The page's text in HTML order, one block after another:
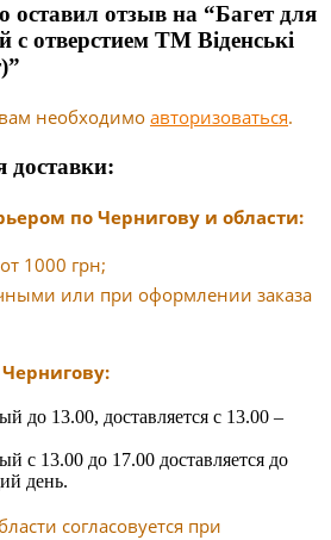
оставил отзыв на “Багет для
с отверстием ТМ Віденські
необходимо авторизоваться.
доставки:
по Чернигову и области:
1000 грн;
или при оформлении заказа
до 13.00, доставляется с 13.00 –
с 13.00 до 17.00 доставляется до
день.
согласовуется при